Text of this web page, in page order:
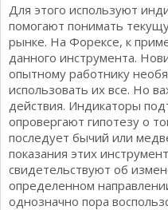
Для этого используют
помогают понимать
рынке. На Форексе, к
данного инструмента.
опытному работнику
использовать их все. Но
действия. Индикаторы
опровергают гипотезу о
последует бычий или
показания этих
свидетельствуют об
определенном
однозначно пора